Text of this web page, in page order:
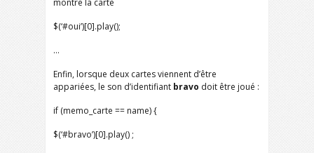
montre la carte
$(‘#oui’)[0].play();
…
Enfin, lorsque deux cartes viennent d’être
appariées, le son d’identifiant bravo doit être joué :
if (memo_carte == name) {
$(‘#bravo’)[0].play() ;